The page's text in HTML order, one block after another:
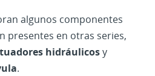
algunos componentes
presentes en otras series,
hidráulicosy
.